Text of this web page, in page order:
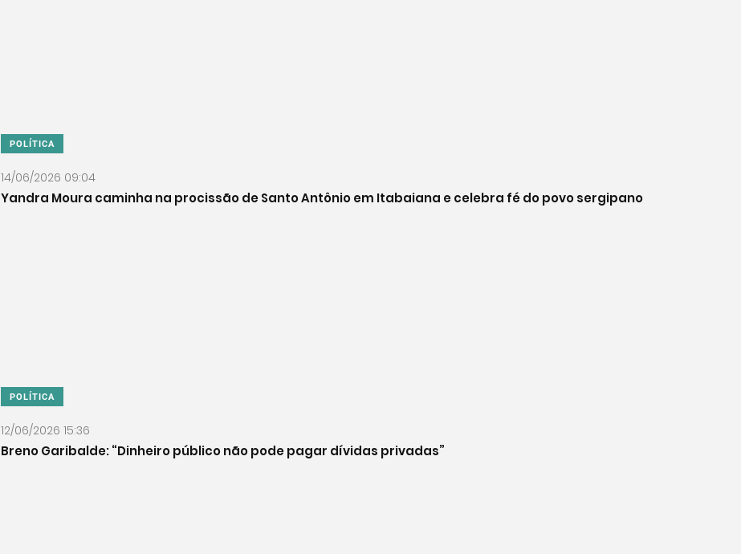
POLÍTICA
14/06/2026 09:04
Yandra Moura caminha na procissão de Santo Antônio em Itabaiana e celebra fé do povo sergipano
POLÍTICA
12/06/2026 15:36
Breno Garibalde: “Dinheiro público não pode pagar dívidas privadas”